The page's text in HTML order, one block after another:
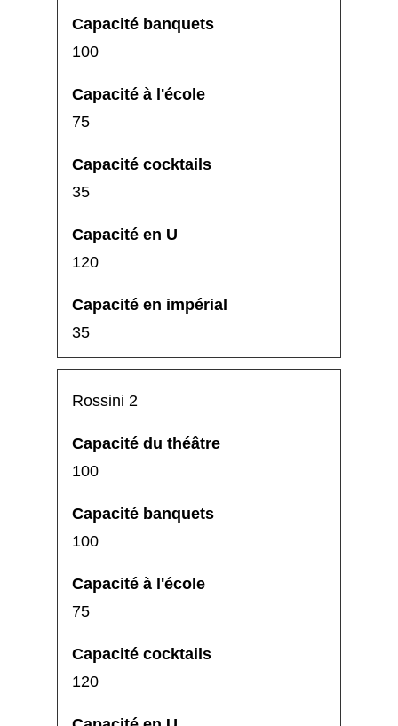
100
75
35
120
35
Rossini 2
100
100
75
120